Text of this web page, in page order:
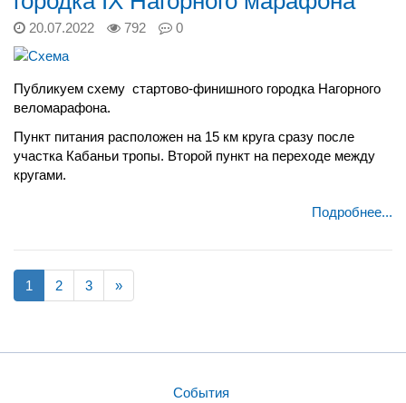
20.07.2022 792 0
Публикуем схему стартово-финишного городка Нагорного
веломарафона.
Пункт питания расположен на 15 км круга сразу после
участка Кабаньи тропы. Второй пункт на переходе между
кругами.
Подробнее...
1 2 3 »
События